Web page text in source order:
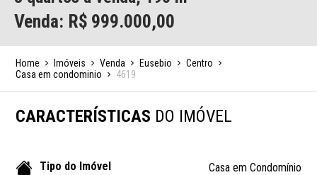
Venda: R$ 999.000,00
Home Imóveis Venda Eusebio
Centro
Casa em condominio
4619
CARACTERÍSTICAS DO IMÓVEL
Tipo do Imóvel Casa em Condomínio